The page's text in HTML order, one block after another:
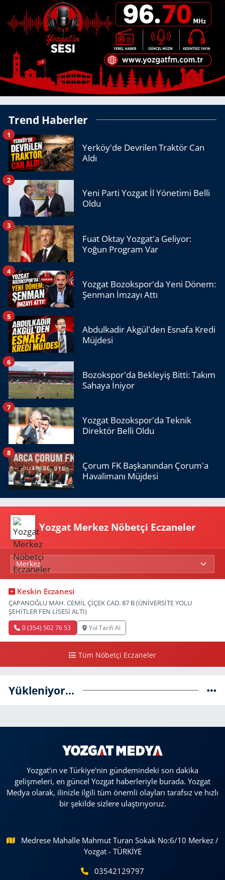
Trend Haberler
Yerköy'de Devrilen Traktör Can
Aldı
1
Yeni Parti Yozgat İl Yönetimi Belli
Oldu
2
Fuat Oktay Yozgat'a Geliyor:
Yoğun Program Var
3
Yozgat Bozokspor'da Yeni Dönem:
Şenman İmzayı Attı
4
Abdulkadir Akgül'den Esnafa Kredi
Müjdesi
5
Bozokspor'da Bekleyiş Bitti: Takım
Sahaya İniyor
6
Yozgat Bozokspor'da Teknik
Direktör Belli Oldu
7
Çorum FK Başkanından Çorum'a
Havalimanı Müjdesi
8
Yozgat Merkez Nöbetçi Eczaneler
Keskin Eczanesi
ÇAPANOĞLU MAH. CEMİL ÇİÇEK CAD. 87 B (ÜNİVERSİTE YOLU
ŞEHİTLER FEN LİSESİ ALTI)
0 (354) 502 76 53 Yol Tarifi Al
Tüm Nöbetçi Eczaneler
Yükleniyor...
Yozgat'ın ve Türkiye'nin gündemindeki son dakika
gelişmeleri, en güncel Yozgat haberleriyle burada. Yozgat
Medya olarak, ilinizle ilgili tüm önemli olayları tarafsız ve hızlı
bir şekilde sizlere ulaştırıyoruz.
Medrese Mahalle Mahmut Turan Sokak No:6/10 Merkez /
Yozgat - TÜRKİYE
03542129797